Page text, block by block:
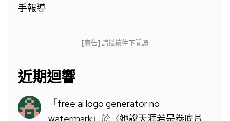
[廣告] 請繼續往下閱讀
近期迴響
「free ai logo generator no
watermark」於〈她說天涯若是卷底片